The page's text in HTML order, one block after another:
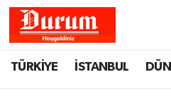
TÜRKİYE İSTANBUL
Hava Durumu